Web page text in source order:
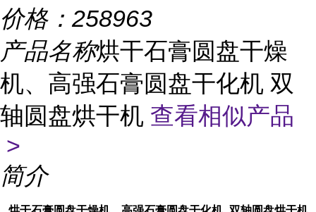
价格： 258963
产品名称烘干石膏圆盘干燥
机、高强石膏圆盘干化机 双
轴圆盘烘干机 查看相似产品
>
简介